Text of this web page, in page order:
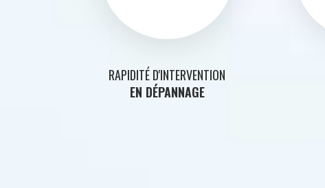
RAPIDITÉ D'INTERVENTION
EN DÉPANNAGE